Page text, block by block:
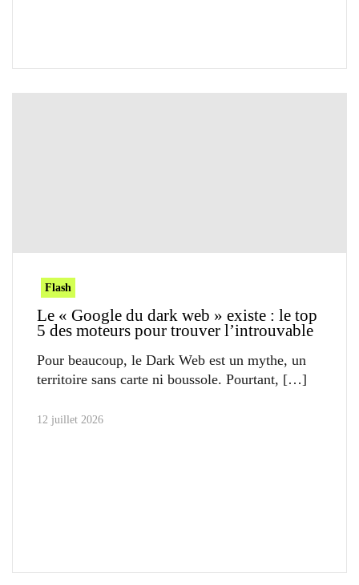
Flash
Le « Google du dark web » existe : le top
5 des moteurs pour trouver l’introuvable
Pour beaucoup, le Dark Web est un mythe, un
territoire sans carte ni boussole. Pourtant,
12 juillet 2026